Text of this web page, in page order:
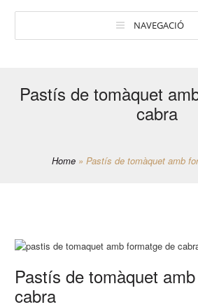
NAVEGACIÓ
Pastís de tomàquet
cabra
Home » Pastís de tomàquet amb
Pastís de tomàquet
cabra